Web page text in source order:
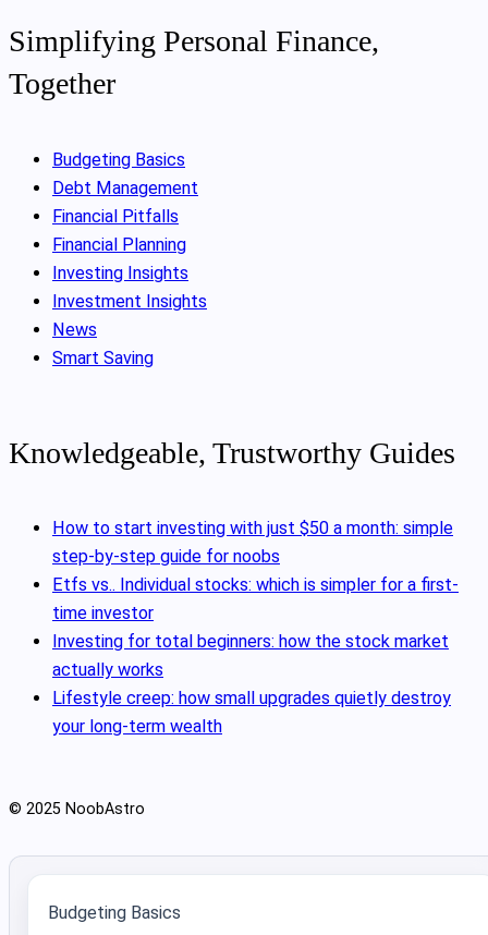
Simplifying Personal Finance,
Together
Budgeting Basics
Debt Management
Financial Pitfalls
Financial Planning
Investing Insights
Investment Insights
News
Smart Saving
Knowledgeable, Trustworthy Guides
How to start investing with just $50 a month: simple
step-by-step guide for noobs
Etfs vs.. Individual stocks: which is simpler for a first-
time investor
Investing for total beginners: how the stock market
actually works
Lifestyle creep: how small upgrades quietly destroy
your long-term wealth
© 2025 NoobAstro
Budgeting Basics